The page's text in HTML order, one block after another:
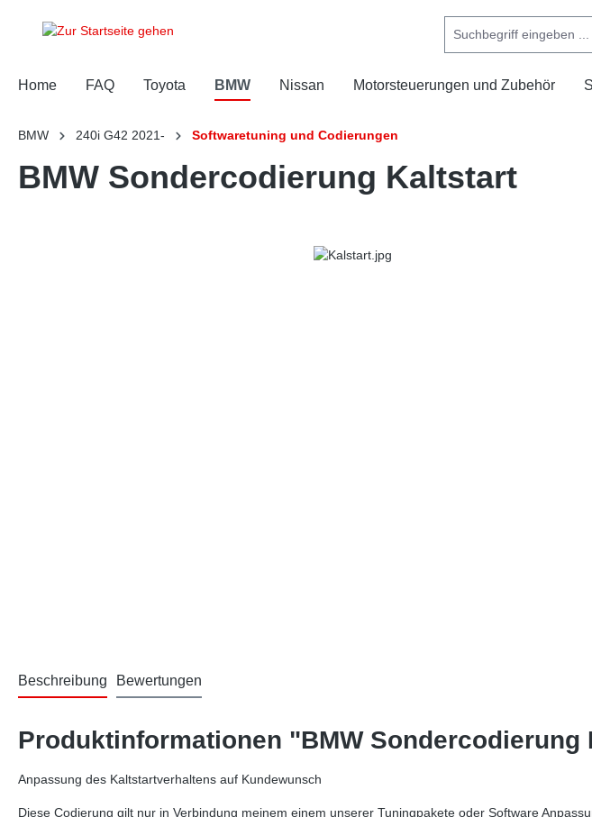
Home FAQ Toyota BMW Nissan Motorsteuerungen und Zubehör
BMW 240i G42 2021- Softwaretuning und Codierungen
BMW Sondercodierung Kaltstart
Beschreibung Bewertungen
Produktinformationen "BMW Sondercodierung
Anpassung des Kaltstartverhaltens auf Kundewunsch
Diese Codierung gilt nur in Verbindung meinem einem unserer Tuningpakete oder Software